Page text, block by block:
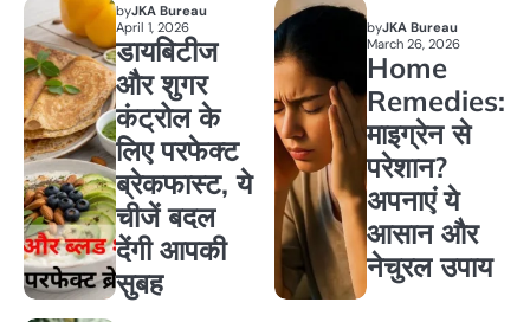
byJKA Bureau
April 1, 2026
डायबिटीज
और शुगर
कंट्रोल के
लिए परफेक्ट
ब्रेकफास्ट, ये
चीजें बदल
देंगी आपकी
सुबह
byJKA Bureau
March 26, 2026
Home
Remedies:
माइग्रेन से
परेशान?
अपनाएं ये
आसान और
नेचुरल उपाय